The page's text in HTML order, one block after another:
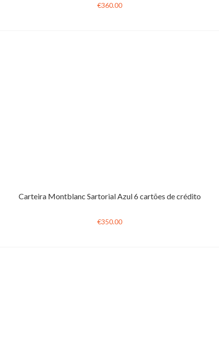
€360.00
Carteira Montblanc Sartorial Azul 6 cartões de crédito
€350.00